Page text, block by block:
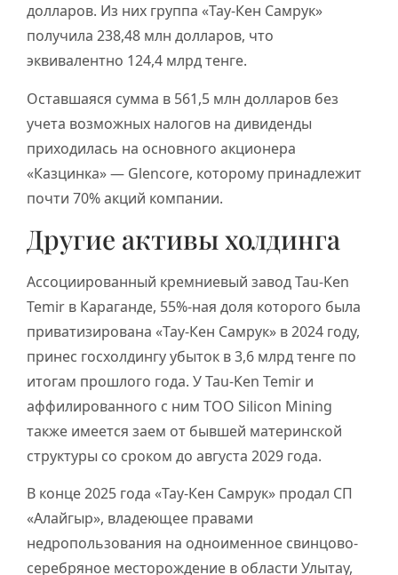
долларов. Из них группа «Тау-Кен Самрук»
получила 238,48 млн долларов, что
эквивалентно 124,4 млрд тенге.
Оставшаяся сумма в 561,5 млн долларов без
учета возможных налогов на дивиденды
приходилась на основного акционера
«Казцинка» — Glencore, которому принадлежит
почти 70% акций компании.
Другие активы холдинга
Ассоциированный кремниевый завод Tau-Ken
Temir в Караганде, 55%-ная доля которого была
приватизирована «Тау-Кен Самрук» в 2024 году,
принес госхолдингу убыток в 3,6 млрд тенге по
итогам прошлого года. У Tau-Ken Temir и
аффилированного с ним ТОО Silicon Mining
также имеется заем от бывшей материнской
структуры со сроком до августа 2029 года.
В конце 2025 года «Тау-Кен Самрук» продал СП
«Алайгыр», владеющее правами
недропользования на одноименное свинцово-
серебряное месторождение в области Улытау,